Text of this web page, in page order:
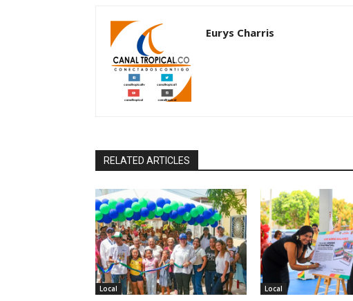
Eurys Charris
RELATED ARTICLES
Local Local